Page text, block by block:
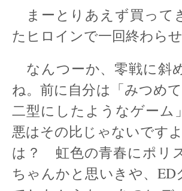
まーとりあえず買って
たヒロインで一回終わら
なんつーか、零戦に斜
ね。前に自分は「みつめ
二型にしたようなゲーム
悪はその比じゃないです
は？ 虹色の青春にポリ
ちゃんかと思いきや、